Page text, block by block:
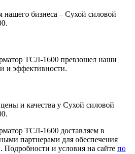
нашего бизнеса – Сухой силовой
ТСЛ-1600 превзошел наши
и эффективности.
и качества у Сухой силовой
ТСЛ-1600 доставляем в
партнерами для обеспечения
Подробности и условия на сайте по